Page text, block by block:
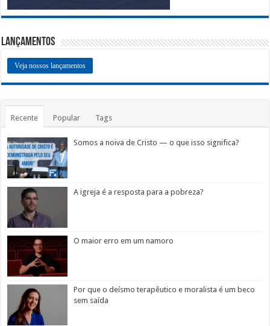
Lançamentos
Veja nossos lançamentos
Recente Popular Tags
Somos a noiva de Cristo — o que isso significa?
A igreja é a resposta para a pobreza?
O maior erro em um namoro
Por que o deísmo terapêutico e moralista é um beco
sem saída